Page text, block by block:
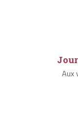
Aux